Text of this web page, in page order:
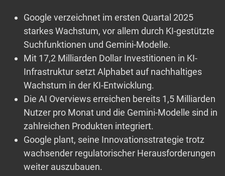
Google verzeichnet im ersten Quartal 2025
starkes Wachstum, vor allem durch KI-gestützte
Suchfunktionen und Gemini-Modelle.
Mit 17,2 Milliarden Dollar Investitionen in KI-
Infrastruktur setzt Alphabet auf nachhaltiges
Wachstum in der KI-Entwicklung.
Die AI Overviews erreichen bereits 1,5 Milliarden
Nutzer pro Monat und die Gemini-Modelle sind in
zahlreichen Produkten integriert.
Google plant, seine Innovationsstrategie trotz
wachsender regulatorischer Herausforderungen
weiter auszubauen.